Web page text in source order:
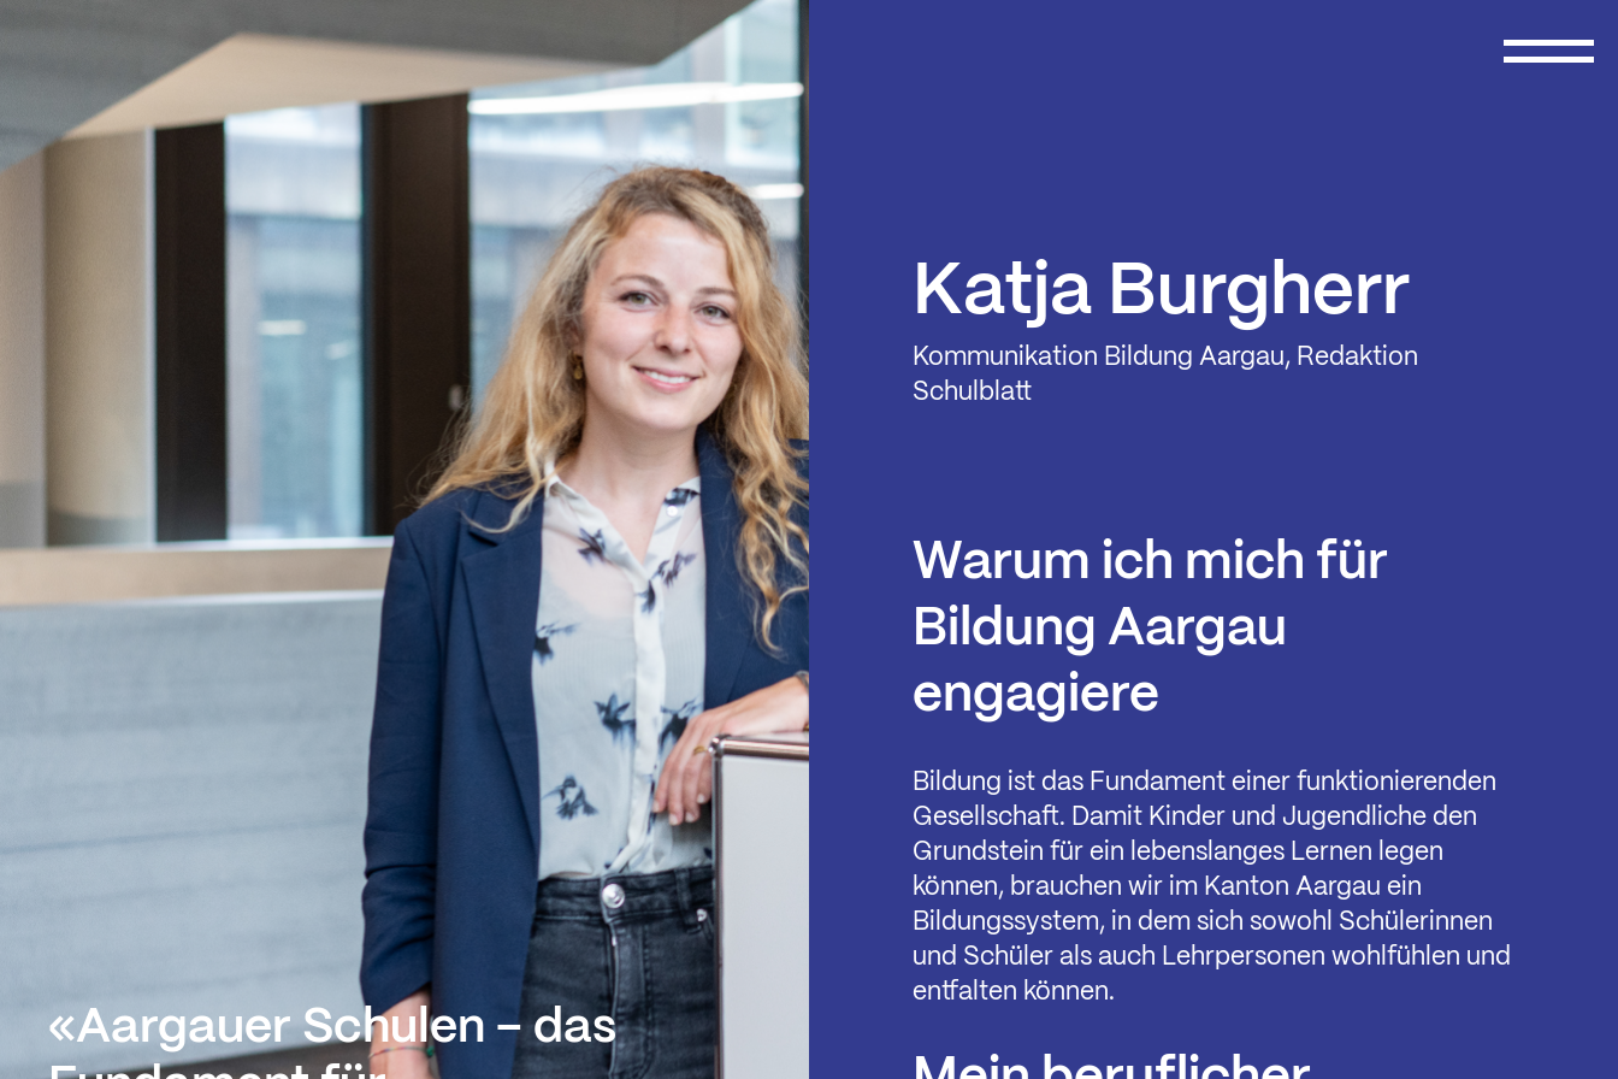
Aargauer Schulen – das
Katja Burgherr
Kommunikation Bildung Aargau, Redaktion
Schulblatt
Warum ich mich für
Bildung Aargau
engagiere
Bildung ist das Fundament einer funktionierenden
Gesellschaft. Damit Kinder und Jugendliche den
Grundstein für ein lebenslanges Lernen legen
können, brauchen wir im Kanton Aargau ein
Bildungssystem, in dem sich sowohl Schülerinnen
und Schüler als auch Lehrpersonen wohlfühlen und
entfalten können.